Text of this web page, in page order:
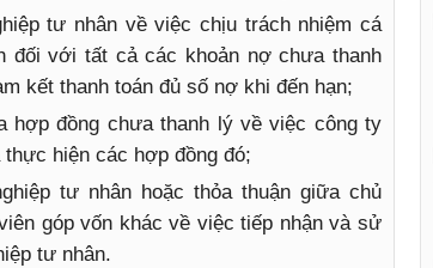
tư nhân về việc chịu trách nhiệm cá
đối với tất cả các khoản nợ chưa thanh
kết thanh toán đủ số nợ khi đến hạn;
hợp đồng chưa thanh lý về việc công ty
hiện các hợp đồng đó;
tư nhân hoặc thỏa thuận giữa chủ
góp vốn khác về việc tiếp nhận và sử
tư nhân.